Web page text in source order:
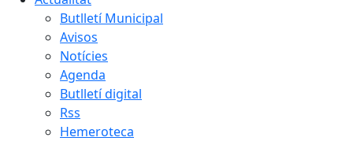
Butlletí Municipal
Avisos
Notícies
Agenda
Butlletí digital
Rss
Hemeroteca